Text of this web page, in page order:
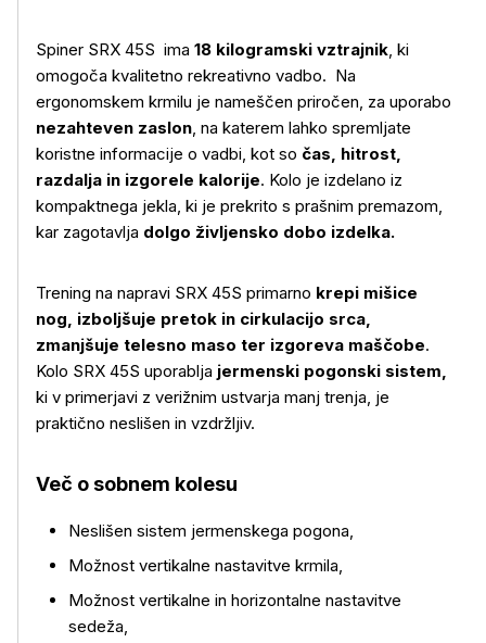
Več o izdelku
Spiner SRX 45S ima 18 kilogramski vztrajnik, ki
omogoča kvalitetno rekreativno vadbo. Na
ergonomskem krmilu je nameščen priročen, za uporabo
nezahteven zaslon, na katerem lahko spremljate
koristne informacije o vadbi, kot so čas, hitrost,
razdalja in izgorele kalorije. Kolo je izdelano iz
kompaktnega jekla, ki je prekrito s prašnim premazom,
kar zagotavlja dolgo življensko dobo izdelka.
Trening na napravi SRX 45S primarno krepi mišice
nog, izboljšuje pretok in cirkulacijo srca,
zmanjšuje telesno maso ter izgoreva maščobe.
Kolo SRX 45S uporablja jermenski pogonski sistem,
ki v primerjavi z verižnim ustvarja manj trenja, je
praktično neslišen in vzdržljiv.
Več o sobnem kolesu
Neslišen sistem jermenskega pogona,
Možnost vertikalne nastavitve krmila,
Možnost vertikalne in horizontalne nastavitve
sedeža,